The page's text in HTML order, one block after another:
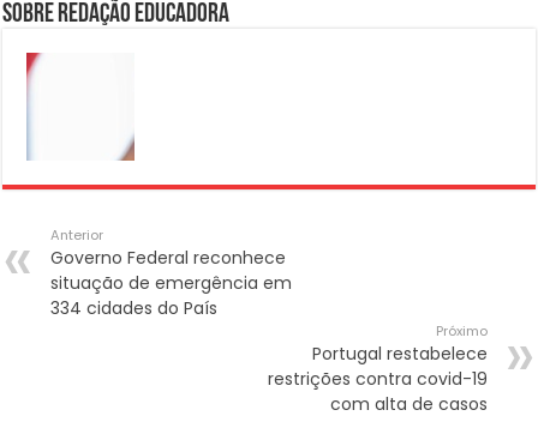
Sobre Redação Educadora
Anterior
Governo Federal reconhece
situação de emergência em
334 cidades do País
Próximo
Portugal restabelece
restrições contra covid-19
com alta de casos